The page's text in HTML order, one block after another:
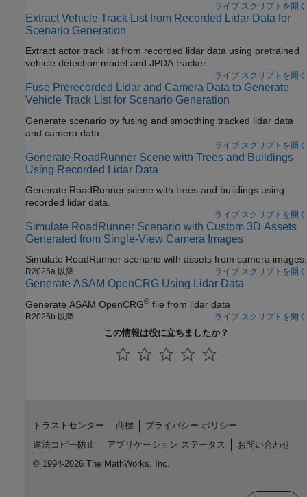
ライブ スクリプトを開く
Extract Vehicle Track List from Recorded Lidar Data for
Scenario Generation
Extract actor track list from recorded lidar data using pretrained
vehicle detection model and JPDA tracker.
ライブ スクリプトを開く
Fuse Prerecorded Lidar and Camera Data to Generate
Vehicle Track List for Scenario Generation
Generate scenario by fusing and smoothing tracked lidar data
and camera data.
ライブ スクリプトを開く
Generate RoadRunner Scene with Trees and Buildings
Using Recorded Lidar Data
Generate RoadRunner scene with trees and buildings using
recorded lidar data.
ライブ スクリプトを開く
Simulate RoadRunner Scenario with Custom 3D Assets
Generated from Single-View Camera Images
Simulate RoadRunner scenario with assets from camera images.
R2025a 以降 ライブ スクリプトを開く
Generate ASAM OpenCRG Using Lidar Data
Generate ASAM OpenCRG® file from lidar data
R2025b 以降 ライブ スクリプトを開く
この情報は役に立ちましたか？
トラストセンター 商標
プライバシー ポリシー
違法コピー防止
アプリケーション ステータス
お問い合わせ
© 1994-2026 The MathWorks, Inc.